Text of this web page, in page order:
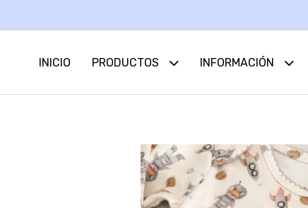
INICIO PRODUCTOS INFORMACIÓN